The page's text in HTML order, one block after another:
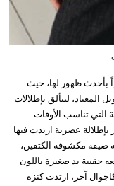
بأحدث ظهور لها، حيث
لتتألق بإطلالات
التي تناسب الأوقات
بإطلالة عصرية ارتدت فيها
ضيقة مكشوفة الكتفين،
حقيبة يد صغيرة باللون
آخر، ارتدت كنزة